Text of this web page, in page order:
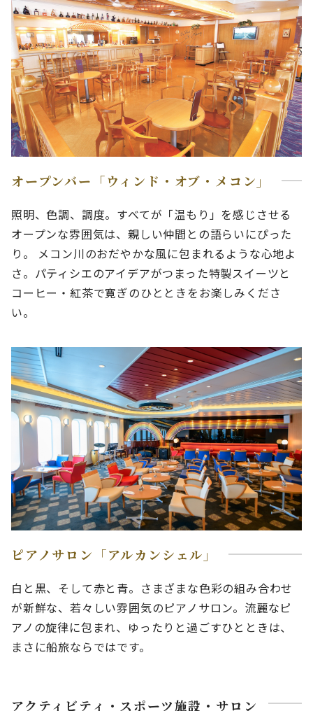
オープンバー「ウィンド・オブ・メコン」
照明、色調、調度。すべてが「温もり」を感じさせる
オープンな雰囲気は、親しい仲間との語らいにぴった
り。 メコン川のおだやかな風に包まれるような心地よ
さ。パティシエのアイデアがつまった特製スイーツと
コーヒー・紅茶で寛ぎのひとときをお楽しみくださ
い。
ピアノサロン「アルカンシェル」
白と黒、そして赤と青。さまざまな色彩の組み合わせ
が新鮮な、若々しい雰囲気のピアノサロン。流麗なピ
アノの旋律に包まれ、ゆったりと過ごすひとときは、
まさに船旅ならではです。
アクティビティ・スポーツ施設・サロン